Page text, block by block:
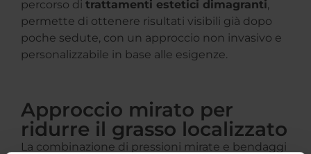
percorso di trattamenti estetici dimagranti,
permette di ottenere risultati visibili già dopo
poche sedute, con un approccio non invasivo e
personalizzabile in base alle esigenze.
Approccio mirato per
ridurre il grasso localizzato
La combinazione di pressioni mirate e bendaggi